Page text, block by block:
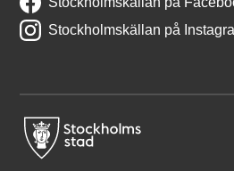
Stockholmskällan på